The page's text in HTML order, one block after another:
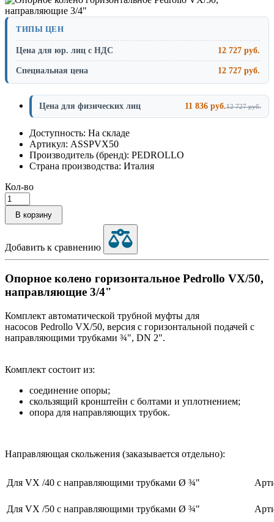
ТИПЫ ЦЕН
Цена для юр. лиц с НДС 12 727 руб.
Специальная цена 12 727 руб.
Цена для физических лиц 11 836 руб.12 727 руб.
Доступность: На складе
Артикул: ASSPVX50
Производитель (бренд): PEDROLLO
Страна производства: Италия
Кол-во
В корзину
Добавить к сравнению
Опорное колено горизонтальное Pedrollo VX/50,
направляющие 3/4"
Комплект автоматической трубной муфты для
насосов Pedrollo VX/50, версия с горизонтальной подачей с
направляющими трубками ¾", DN 2".
Комплект состоит из:
соединение опоры;
скользящий кронштейн с болтами и уплотнением;
опора для направляющих трубок.
Направляющая скольжения (заказывается отдельно):
Для VX /40 с направляющими трубками Ø ¾"
Для VX /50 с направляющими трубками Ø ¾"